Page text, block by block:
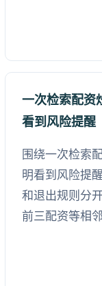
一次检索配资
看到风险提醒
围绕一次检索
明看到风险提
和退出规则分
前三配资等相邻